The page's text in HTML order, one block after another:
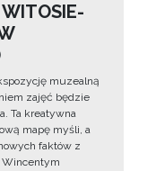
muzealną
zajęć będzie
Ta kreatywna
mapę myśli, a
faktów z
Wincentym